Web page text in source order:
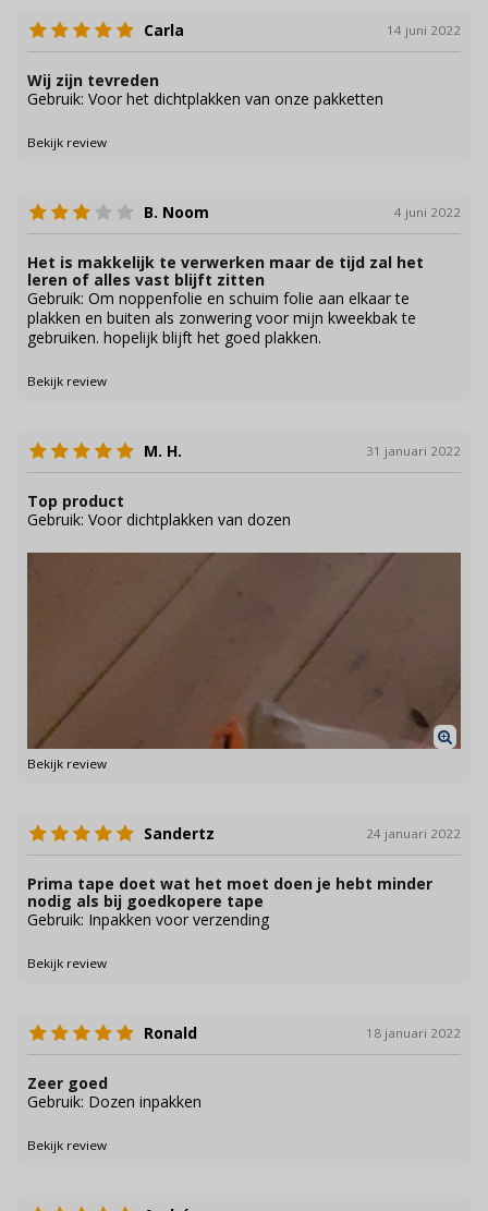
Carla 14 juni 2022
Wij zijn tevreden
Gebruik: Voor het dichtplakken van onze pakketten
Bekijk review
B. Noom 4 juni 2022
Het is makkelijk te verwerken maar de tijd zal het
leren of alles vast blijft zitten
Gebruik: Om noppenfolie en schuim folie aan elkaar te
plakken en buiten als zonwering voor mijn kweekbak te
gebruiken. hopelijk blijft het goed plakken.
Bekijk review
M. H. 31 januari 2022
Top product
Gebruik: Voor dichtplakken van dozen
Bekijk review
Sandertz 24 januari 2022
Prima tape doet wat het moet doen je hebt minder
nodig als bij goedkopere tape
Gebruik: Inpakken voor verzending
Bekijk review
Ronald 18 januari 2022
Zeer goed
Gebruik: Dozen inpakken
Bekijk review